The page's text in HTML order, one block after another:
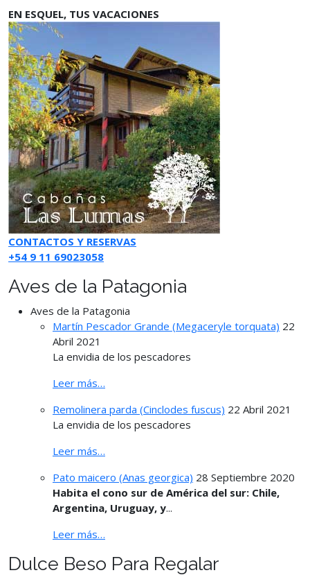
EN ESQUEL, TUS VACACIONES
CONTACTOS Y RESERVAS
+54 9 11 69023058
Aves de la Patagonia
Aves de la Patagonia
Martín Pescador Grande (Megaceryle torquata) 22
Abril 2021
La envidia de los pescadores
Leer más…
Remolinera parda (Cinclodes fuscus) 22 Abril 2021
La envidia de los pescadores
Leer más…
Pato maicero (Anas georgica) 28 Septiembre 2020
Habita el cono sur de América del sur: Chile,
Argentina, Uruguay, y...
Leer más…
Dulce Beso Para Regalar